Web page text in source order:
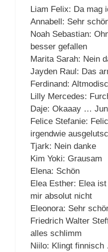
Liam Felix: Da mag
Annabell: Sehr
Noah Sebastian:
besser gefallen
Marita Sarah: Nein
Jayden Raul: Das
Ferdinand:
Lilly Mercedes:
Daje: Okaaay …
Felice Stefanie:
irgendwie
Tjark: Nein danke
Kim Yoki: Grausam
Elena: Schön
Elea Esther: Elea
mir absolut nicht
Eleonora: Sehr
Friedrich Walter
alles schlimm
Niilo: Klingt